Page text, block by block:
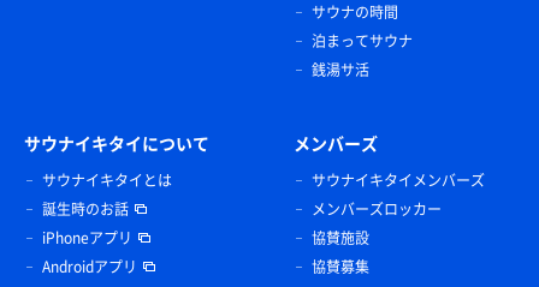
サウナの時間
泊まってサウナ
銭湯サ活
サウナイキタイについて
サウナイキタイとは
誕生時のお話
iPhoneアプリ
Androidアプリ
メンバーズ
サウナイキタイメンバーズ
メンバーズロッカー
協賛施設
協賛募集